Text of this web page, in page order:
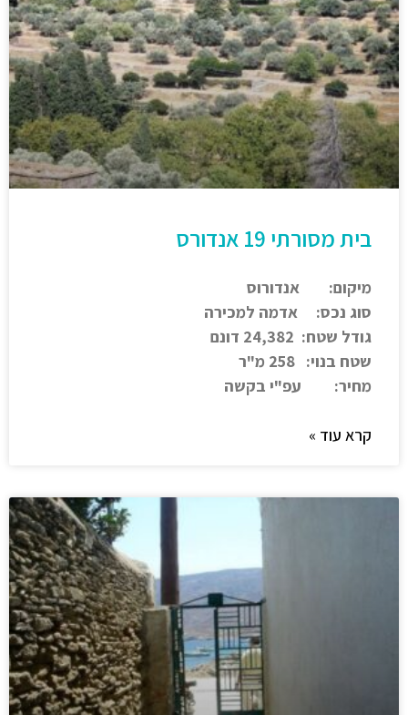
בית מסורתי 19 אנדורס
מיקום: אנדורוס
סוג נכס: אדמה למכירה
גודל שטח: 24,382 דונם
שטח בנוי: 258 מ"ר
מחיר: עפ"י בקשה
קרא עוד »